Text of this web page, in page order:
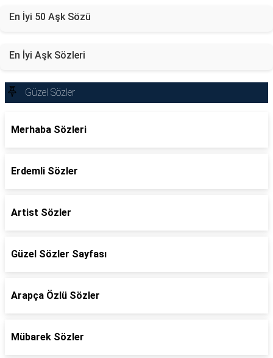
En İyi 50 Aşk Sözü
En İyi Aşk Sözleri
Güzel Sözler
Merhaba Sözleri
Erdemli Sözler
Artist Sözler
Güzel Sözler Sayfası
Arapça Özlü Sözler
Mübarek Sözler